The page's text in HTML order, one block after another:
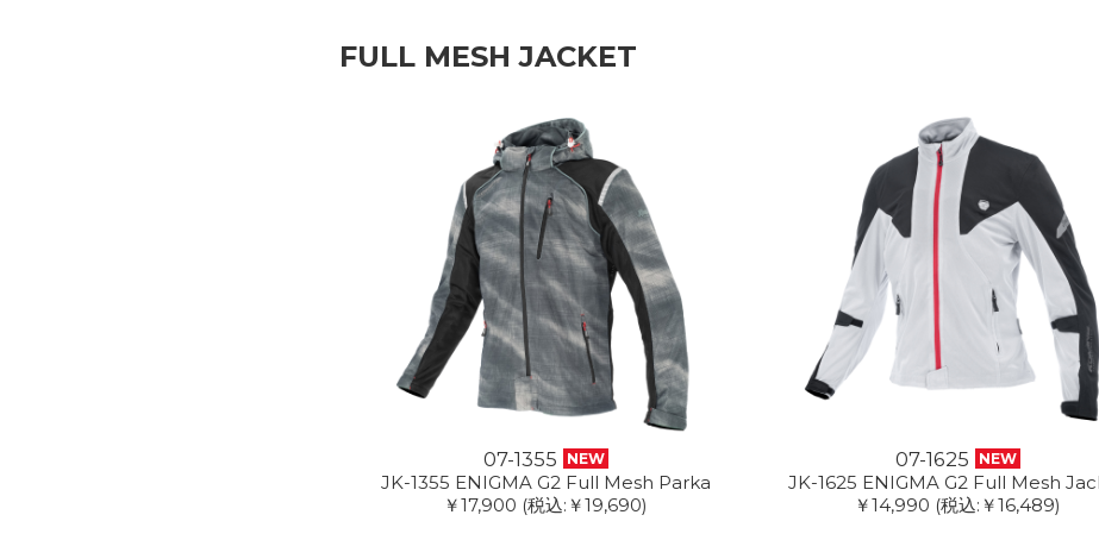
FULL MESH JACKET
07-1355 NEW
JK-1355 ENIGMA G2 Full Mesh Parka
￥17,900 (税込:￥19,690)
07-1625 NEW
JK-1625 ENIGMA G2 Full Mesh
￥14,990 (税込:￥16,489)